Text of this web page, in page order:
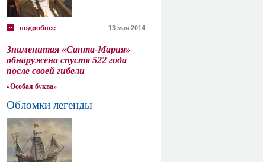
подробнее 13 мая 2014
Знаменитая «Санта-Мария»
обнаружена спустя 522 года
после своей гибели
«Особая буква»
Обломки легенды